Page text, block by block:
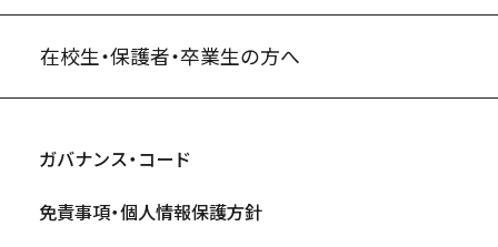
在校生・保護者・卒業生の方へ
ガバナンス・コード
免責事項・個人情報保護方針